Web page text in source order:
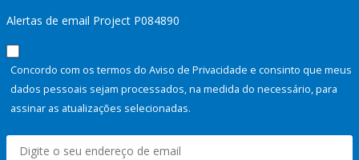
Alertas de email Project P084890
Concordo com os termos do Aviso de Privacidade e consinto que meus
dados pessoais sejam processados, na medida do necessário, para
assinar as atualizações selecionadas.